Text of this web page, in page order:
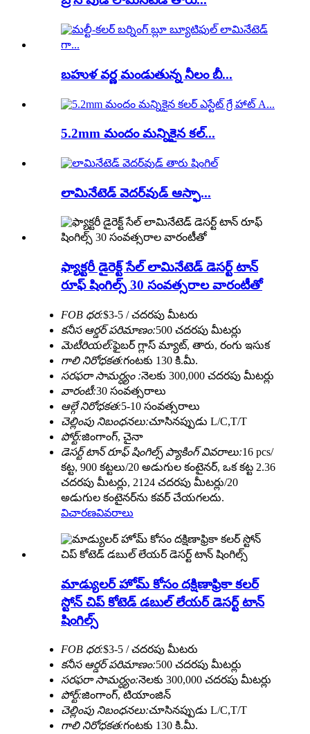
బహుళ వర్ణ మండుతున్న నీలం బీ...
5.2mm మందం మన్నికైన కల్...
లామినేటెడ్ వెదర్‌వుడ్ ఆస్ఫా...
ఫ్యాక్టరీ డైరెక్ట్ సేల్ లామినేటెడ్ డెసర్ట్ టాన్
రూఫ్ షింగిల్స్ 30 సంవత్సరాల వారంటీతో
FOB ధర:$3-5 / చదరపు మీటరు
కనీస ఆర్డర్ పరిమాణం:500 చదరపు మీటర్లు
మెటీరియల్:ఫైబర్ గ్లాస్ మ్యాట్, తారు, రంగు ఇసుక
గాలి నిరోధకత:గంటకు 130 కి.మీ.
సరఫరా సామర్ధ్యం :నెలకు 300,000 చదరపు మీటర్లు
వారంటీ:30 సంవత్సరాలు
ఆల్గే నిరోధకత:5-10 సంవత్సరాలు
చెల్లింపు నిబంధనలు:చూసినప్పుడు L/C,T/T
పోర్ట్:జింగాంగ్, చైనా
డెసర్ట్ టాన్ రూఫ్ షింగిల్స్ ప్యాకింగ్ వివరాలు:16 pcs/
కట్ట, 900 కట్టలు/20 అడుగుల కంటైనర్, ఒక కట్ట 2.36
చదరపు మీటర్లు, 2124 చదరపు మీటర్లు/20
అడుగుల కంటైనర్‌ను కవర్ చేయగలదు.
విచారణవివరాలు
మాడ్యులర్ హోమ్ కోసం దక్షిణాఫ్రికా కలర్
స్టోన్ చిప్ కోటెడ్ డబుల్ లేయర్ డెసర్ట్ టాన్
షింగిల్స్
FOB ధర:$3-5 / చదరపు మీటరు
కనీస ఆర్డర్ పరిమాణం:500 చదరపు మీటర్లు
సరఫరా సామర్ధ్యం:నెలకు 300,000 చదరపు మీటర్లు
పోర్ట్:జింగాంగ్, టియాంజిన్
చెల్లింపు నిబంధనలు:చూసినప్పుడు L/C,T/T
గాలి నిరోధకత:గంటకు 130 కి.మీ.